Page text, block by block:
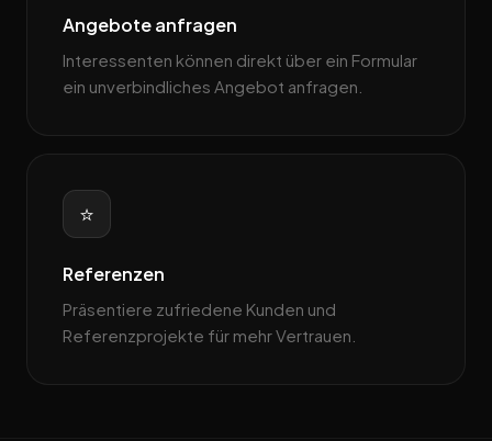
Angebote anfragen
Interessenten können direkt über ein Formular
ein unverbindliches Angebot anfragen.
⭐
Referenzen
Präsentiere zufriedene Kunden und
Referenzprojekte für mehr Vertrauen.